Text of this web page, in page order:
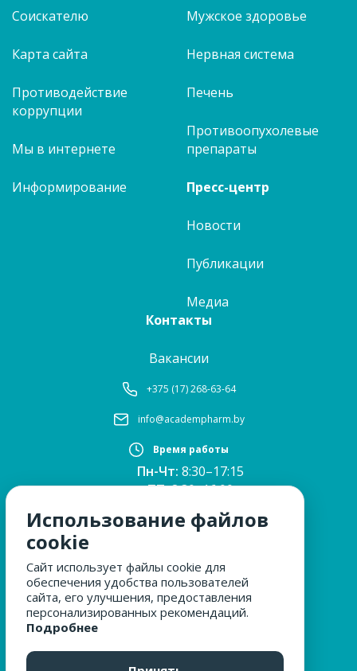
Соискателю
Карта сайта
Противодействие
коррупции
Мы в интернете
Информирование
Мужское здоровье
Нервная система
Печень
Противоопухолевые
препараты
Пресс-центр
Новости
Публикации
Медиа
Контакты
Вакансии
+375 (17) 268-63-64
info@academpharm.by
Время работы
Пн-Чт: 8:30–17:15
ПТ:8:30–16:00
12:30–13:00
Сб, Вс:выходные
МЫ ЗА БЕЗОПАСНОСТЬ
ОБРАЩЕНИЯ ГРАЖДАН
Использование файлов
cookie
Сайт использует файлы cookie для
обеспечения удобства пользователей
сайта, его улучшения, предоставления
персонализированных рекомендаций.
Подробнее